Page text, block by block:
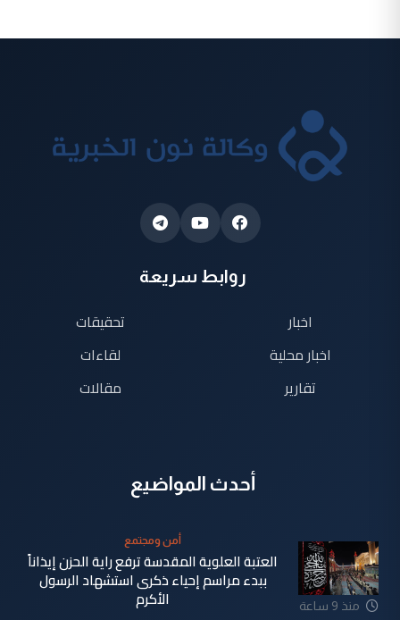
روابط سريعة
اخبار
اخبار محلية
تقارير
تحقيقات
لقاءات
مقالات
أحدث المواضيع
منذ 9 ساعة
أمن ومجتمع
العتبة العلوية المقدسة ترفع راية الحزن إيذاناً
ببدء مراسم إحياء ذكرى استشهاد الرسول
الأكرم